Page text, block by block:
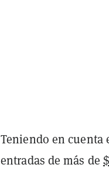
Teniendo en cuenta
entradas de más de